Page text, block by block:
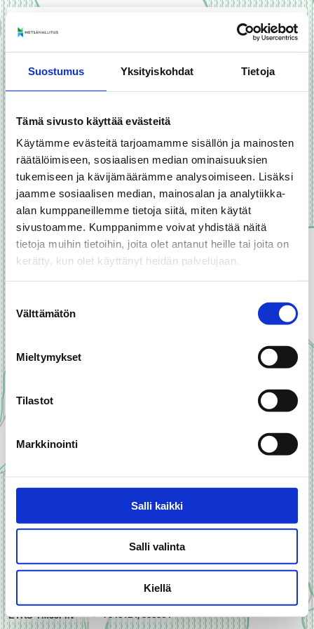
Suostumus Yksityiskohdat Tietoja
Tämä sivusto käyttää evästeitä
Käytämme evästeitä tarjoamamme sisällön ja mainosten
räätälöimiseen, sosiaalisen median ominaisuuksien
tukemiseen ja kävijämäärämme analysoimiseen. Lisäksi
jaamme sosiaalisen median, mainosalan ja analytiikka-
alan kumppaneillemme tietoja siitä, miten käytät
sivustoamme. Kumppanimme voivat yhdistää näitä
tietoja muihin tietoihin, joita olet antanut heille tai joita on
kerätty, kun olet käyttänyt heidän palvelujaan.
valinta
Välttämätön
Mieltymykset
Tilastot
Markkinointi
Salli kaikki
Salli valinta
Kiellä
my_location
7045124, 555364
+